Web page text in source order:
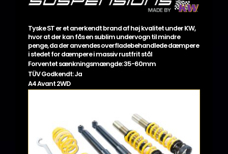
Tyske ST er et anerkendt brand af høj kvalitet under KW,
hvor at der kan fås en sublim undervogn til mindre
penge, da der anvendes overfladebehandlede dæmpere
i stedet for dæmpere i massiv rustfrit stål
Forventet sænkningsmængde: 35-60mm
TÜV Godkendt: Ja
A4 Avant 2WD